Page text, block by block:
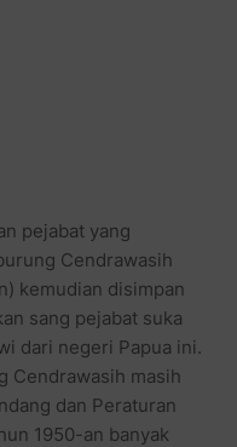
pejabat yang
Cendrawasih
kemudian disimpan
sang pejabat suka
dari negeri Papua ini.
Cendrawasih masih
dan Peraturan
1950-an banyak